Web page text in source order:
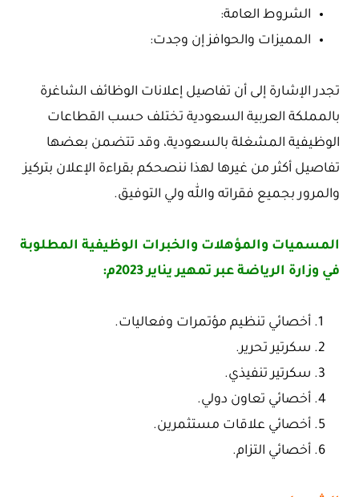
الشروط العامة:
المميزات والحوافز إن وجدت:
تجدر الإشارة إلى أن تفاصيل إعلانات الوظائف الشاغرة
بالمملكة العربية السعودية تختلف حسب القطاعات
الوظيفية المشغلة بالسعودية، وقد تتضمن بعضها
تفاصيل أكثر من غيرها لهذا ننصحكم بقراءة الإعلان بتركيز
والمرور بجميع فقراته والله ولي التوفيق.
المسميات والمؤهلات والخبرات الوظيفية المطلوبة
في وزارة الرياضة عبر تمهير يناير 2023م:
أخصائي تنظيم مؤتمرات وفعاليات.
سكرتير تحرير.
سكرتير تنفيذي.
أخصائي تعاون دولي.
أخصائي علاقات مستثمرين.
أخصائي التزام.